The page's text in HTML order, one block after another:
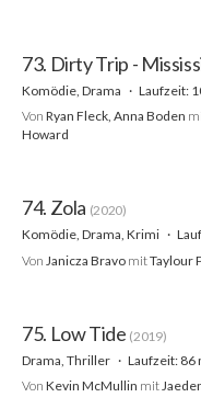
73. Dirty Trip -
Komödie, Drama
Laufzeit:
Von Ryan Fleck, Anna Boden
Howard
74. Zola (2020)
Komödie, Drama, Krimi
Von Janicza Bravo mitTaylour
75. Low Tide (2019)
Drama, Thriller
Laufzeit: 86
Von Kevin McMullin mit